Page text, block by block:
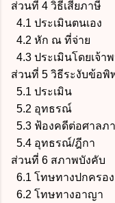
ส่วนที่ 4 วิธีเสียภาษี
4.1 ประเมินตนเอง
4.2 หัก ณ ที่จ่าย
4.3 ประเมินโดยเจ้า
ส่วนที่ 5 วิธีระงับข้อพิ
5.1 ประเมิน
5.2 อุทธรณ์
5.3 ฟ้องคดีต่อศาลภ
5.4 อุทธรณ์/ฎีกา
ส่วนที่ 6 สภาพบังคับ
6.1 โทษทางปกครอง
6.2 โทษทางอาญา